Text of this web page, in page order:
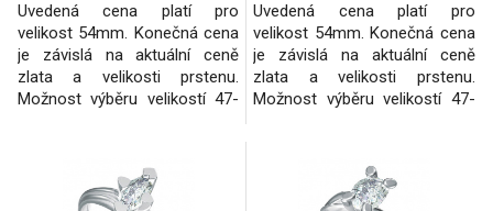
Uvedená cena platí pro
velikost 54mm. Konečná cena
je závislá na aktuální ceně
zlata a velikosti prstenu.
Možnost výběru velikostí 47-
kvalitou briliantu. Možnost
zhotovení i ze žlutého zlata.
Uvedená cena platí pro
velikost 54mm. Konečná cena
je závislá na aktuální ceně
zlata a velikosti prstenu.
Možnost výběru velikostí 47-